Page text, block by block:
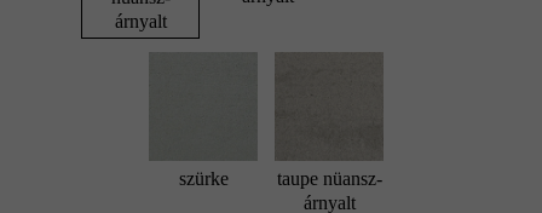
árnyalt
szürke
taupe nüansz-
árnyalt